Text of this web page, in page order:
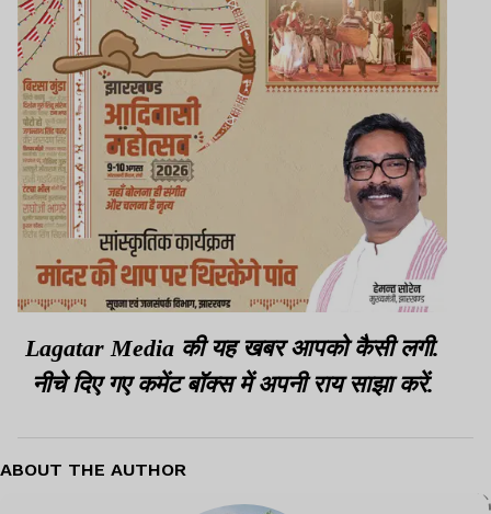
Lagatar Media की यह खबर आपको कैसी लगी.
नीचे दिए गए कमेंट बॉक्स में अपनी राय साझा करें.
ABOUT THE AUTHOR